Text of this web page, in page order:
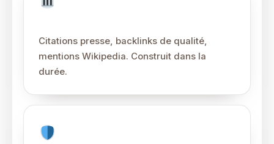
Citations presse, backlinks de qualité,
mentions Wikipedia. Construit dans la
durée.